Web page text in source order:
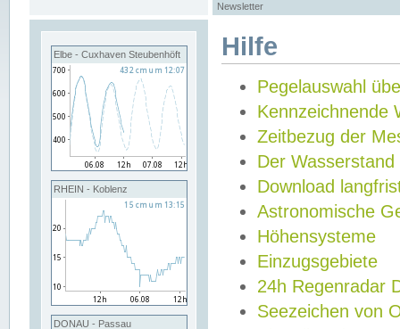
Newsletter
Elbe - Cuxhaven Steubenhöft
RHEIN - Koblenz
DONAU - Passau
Hilfe
Pegelauswahl
Kennzeichnende
Zeitbezug der
Der Wasserstand
Download
Astronomische
Höhensysteme
Einzugsgebiete
24h Regenradar
Seezeichen von